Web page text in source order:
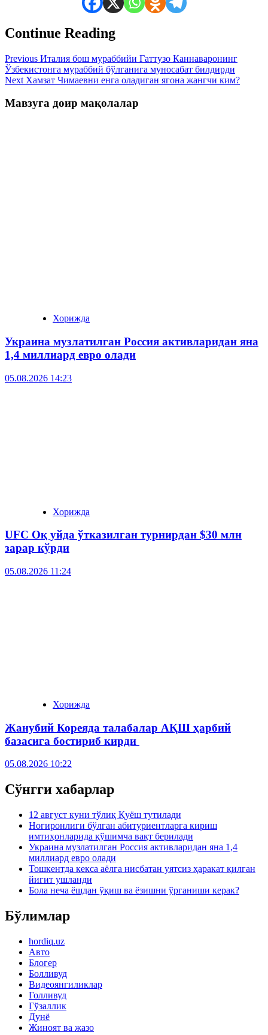
Continue Reading
Previous Италия бош мураббийи Гаттузо Каннаваронинг
Ўзбекистонга мураббий бўлганига муносабат билдирди
Next Хамзат Чимаевни енга оладиган ягона жангчи ким?
Мавзуга доир мақолалар
Хорижда
Украина музлатилган Россия активларидан яна
1,4 миллиард евро олади
05.08.2026 14:23
Хорижда
UFC Оқ уйда ўтказилган турнирдан $30 млн
зарар кўрди
05.08.2026 11:24
Хорижда
Жанубий Кореяда талабалар АҚШ ҳарбий
базасига бостириб кирди
05.08.2026 10:22
Сўнгги хабарлар
12 август куни тўлиқ Қуёш тутилади
Ногиронлиги бўлган абитуриентларга кириш
имтиҳонларида қўшимча вақт берилади
Украина музлатилган Россия активларидан яна 1,4
миллиард евро олади
Тошкентда кекса аёлга нисбатан уятсиз ҳаракат қилган
йигит ушланди
Бола неча ёшдан ўқиш ва ёзишни ўрганиши керак?
Бўлимлар
hordiq.uz
Авто
Блогер
Болливуд
Видеоянгиликлар
Голливуд
Гўзаллик
Дунё
Жиноят ва жазо